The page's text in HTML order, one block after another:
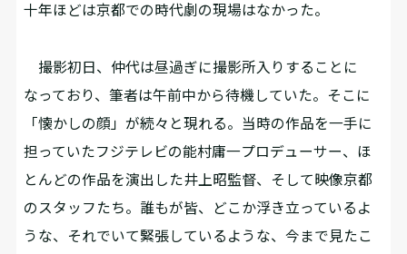
十年ほどは京都での時代劇の現場はなかった。
撮影初日、仲代は昼過ぎに撮影所入りすることに
なっており、筆者は午前中から待機していた。そこに
「懐かしの顔」が続々と現れる。当時の作品を一手に
担っていたフジテレビの能村庸一プロデューサー、ほ
とんどの作品を演出した井上昭監督、そして映像京都
のスタッフたち。誰もが皆、どこか浮き立っているよ
うな、それでいて緊張しているような、今まで見たこ